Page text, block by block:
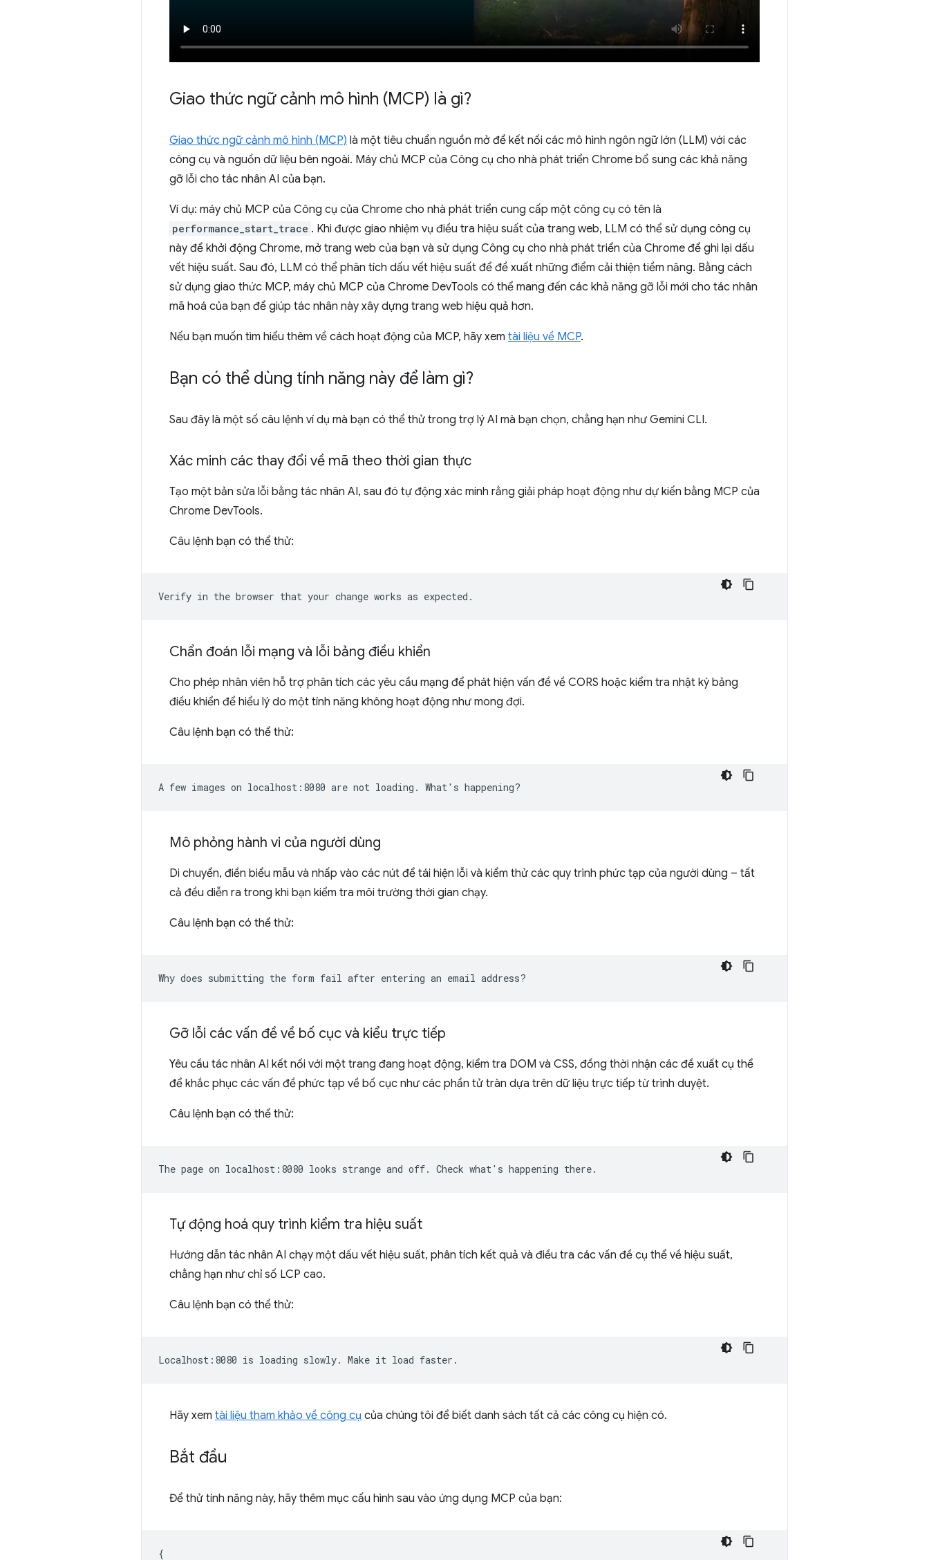
Giao thức ngữ cảnh mô hình (MCP) là gì?
Giao thức ngữ cảnh mô hình (MCP) là một tiêu chuẩn nguồn mở để kết nối các mô hình ngôn ngữ lớn (LLM) với các
công cụ và nguồn dữ liệu bên ngoài. Máy chủ MCP của Công cụ cho nhà phát triển Chrome bổ sung các khả năng
gỡ lỗi cho tác nhân AI của bạn.
Ví dụ: máy chủ MCP của Công cụ của Chrome cho nhà phát triển cung cấp một công cụ có tên là
performance_start_trace . Khi được giao nhiệm vụ điều tra hiệu suất của trang web, LLM có thể sử dụng công cụ
này để khởi động Chrome, mở trang web của bạn và sử dụng Công cụ cho nhà phát triển của Chrome để ghi lại dấu
vết hiệu suất. Sau đó, LLM có thể phân tích dấu vết hiệu suất để đề xuất những điểm cải thiện tiềm năng. Bằng cách
sử dụng giao thức MCP, máy chủ MCP của Chrome DevTools có thể mang đến các khả năng gỡ lỗi mới cho tác nhân
mã hoá của bạn để giúp tác nhân này xây dựng trang web hiệu quả hơn.
Nếu bạn muốn tìm hiểu thêm về cách hoạt động của MCP, hãy xem tài liệu về MCP.
Bạn có thể dùng tính năng này để làm gì?
Sau đây là một số câu lệnh ví dụ mà bạn có thể thử trong trợ lý AI mà bạn chọn, chẳng hạn như Gemini CLI.
Xác minh các thay đổi về mã theo thời gian thực
Tạo một bản sửa lỗi bằng tác nhân AI, sau đó tự động xác minh rằng giải pháp hoạt động như dự kiến bằng MCP của
Chrome DevTools.
Câu lệnh bạn có thể thử:
Chẩn đoán lỗi mạng và lỗi bảng điều khiển
Cho phép nhân viên hỗ trợ phân tích các yêu cầu mạng để phát hiện vấn đề về CORS hoặc kiểm tra nhật ký bảng
điều khiển để hiểu lý do một tính năng không hoạt động như mong đợi.
Câu lệnh bạn có thể thử:
Mô phỏng hành vi của người dùng
Di chuyển, điền biểu mẫu và nhấp vào các nút để tái hiện lỗi và kiểm thử các quy trình phức tạp của người dùng – tất
cả đều diễn ra trong khi bạn kiểm tra môi trường thời gian chạy.
Câu lệnh bạn có thể thử:
Gỡ lỗi các vấn đề về bố cục và kiểu trực tiếp
Yêu cầu tác nhân AI kết nối với một trang đang hoạt động, kiểm tra DOM và CSS, đồng thời nhận các đề xuất cụ thể
để khắc phục các vấn đề phức tạp về bố cục như các phần tử tràn dựa trên dữ liệu trực tiếp từ trình duyệt.
Câu lệnh bạn có thể thử:
Tự động hoá quy trình kiểm tra hiệu suất
Hướng dẫn tác nhân AI chạy một dấu vết hiệu suất, phân tích kết quả và điều tra các vấn đề cụ thể về hiệu suất,
chẳng hạn như chỉ số LCP cao.
Câu lệnh bạn có thể thử:
Hãy xem tài liệu tham khảo về công cụ của chúng tôi để biết danh sách tất cả các công cụ hiện có.
Bắt đầu
Để thử tính năng này, hãy thêm mục cấu hình sau vào ứng dụng MCP của bạn:
{